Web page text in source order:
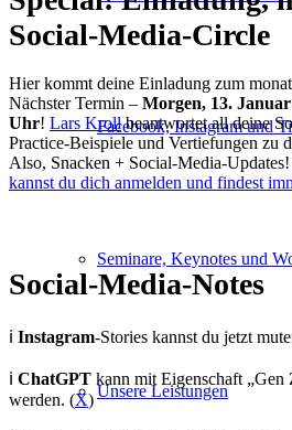
Facebook, Instagram und
Seminare, Keynotes und
Unsere Leistungen
Social-Media-Circle
Hier kommt deine Einladung zum
Nächster Termin – Morgen, 13.
Uhr! Lars Krollbeantwortet all deine
Practice-Beispiele und Vertiefungen zu
Also, Snacken + Social-Media-
kannst du dich anmelden und findest
Social-Media-Notes
ℹ️ Instagram-Stories kannst du jetzt
ℹ️ ChatGPT kann mit Eigenschaft „Gen
werden. (X)